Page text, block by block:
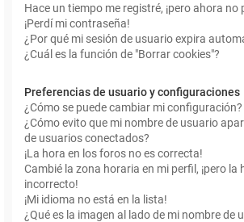
Hace un tiempo me registré, ¡pero ahora
¡Perdí mi contraseña!
¿Por qué mi sesión de usuario expira
¿Cuál es la función de "Borrar cookies"?
Preferencias de usuario y configuraciones
¿Cómo se puede cambiar mi configuración?
¿Cómo evito que mi nombre de usuario
de usuarios conectados?
¡La hora en los foros no es correcta!
Cambié la zona horaria en mi perfil, ¡pero la
incorrecto!
¡Mi idioma no está en la lista!
¿Qué es la imagen al lado de mi nombre de